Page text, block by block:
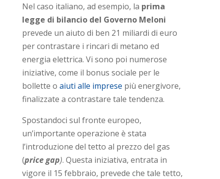
Nel caso italiano, ad esempio, la prima
legge di bilancio del Governo Meloni
prevede un aiuto di ben 21 miliardi di euro
per contrastare i rincari di metano ed
energia elettrica. Vi sono poi numerose
iniziative, come il bonus sociale per le
bollette o aiuti alle imprese più energivore,
finalizzate a contrastare tale tendenza.
Spostandoci sul fronte europeo,
un’importante operazione è stata
l’introduzione del tetto al prezzo del gas
(price gap). Questa iniziativa, entrata in
vigore il 15 febbraio, prevede che tale tetto,